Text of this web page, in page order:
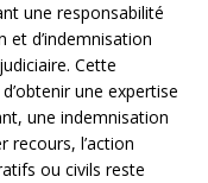
une responsabilité
et d’indemnisation
Cette
une expertise
une indemnisation
recours, l’action
ou civils reste